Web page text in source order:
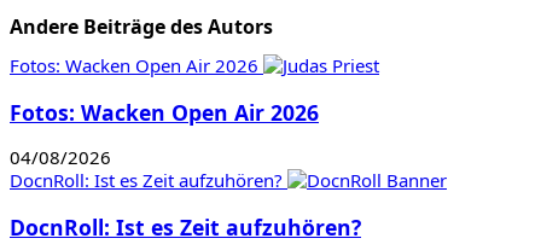
Andere Beiträge des Autors
Fotos: Wacken Open Air 2026
Fotos: Wacken Open Air 2026
04/08/2026
DocnRoll: Ist es Zeit aufzuhören?
DocnRoll: Ist es Zeit aufzuhören?